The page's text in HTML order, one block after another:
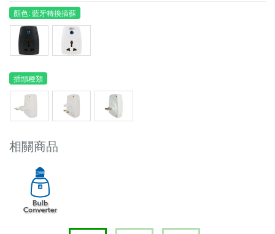
顏色: 藍牙轉換插蘇
插頭種類
相關商品